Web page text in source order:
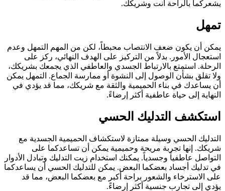
يشعركما بالراحة أنت وشريكك.
تمهل
يمكن أن يكون ضعف الانتصاب محبطاً، لكن من المهم التمهل وعدم
استعجال الأمور. بدلاً من التركيز على الهدف النهائي، ركز على
الرحلة. استمتع بالارتباط الجسدي والعاطفي الذي يجمعك بشريكك،
ولا تقلق بشأن الوصول إلى النشوة أو ممارسة الجماع. التمهل يمكن
أن يساعدك في بناء الحميمية والثقة مع شريكك، مما قد يؤدي في
النهاية إلى حياة عاطفية أكثر إرضاءً.
استكشف التدليك الحسي
التدليك الحسي وسيلة ممتازة لاستكشاف الحميمية الجسدية مع
شريكك. إنها تجربة مريحة وحميمية يمكن أن تساعدكما على
التواصل عاطفياً وجسدياً. يمكنك استخدام زيت التدليك وتبادل الأدوار
في تدليك أجساد بعضكما البعض. يمكن للتدليك الحسي أن يساعدكما
على الاسترخاء والشعور براحة أكبر مع بعضكما البعض، مما قد
يؤدي إلى تجارب جنسية أكثر إرضاءً.